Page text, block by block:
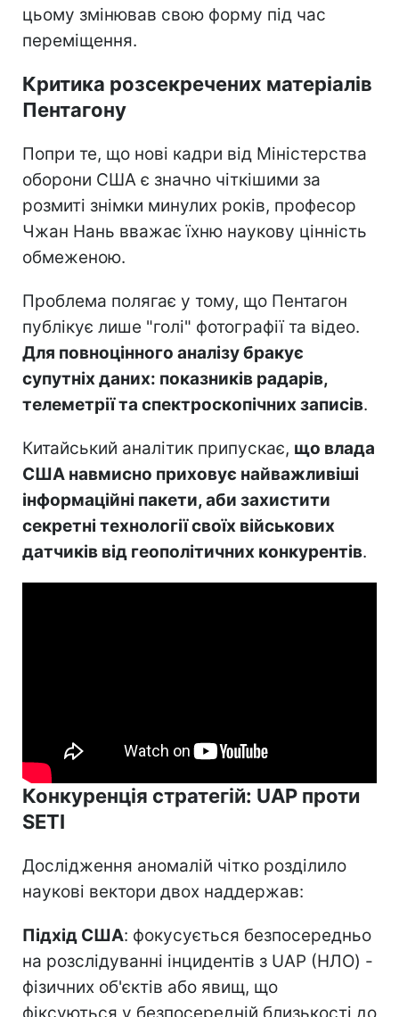
цьому змінював свою форму під час
переміщення.
Критика розсекречених матеріалів
Пентагону
Попри те, що нові кадри від Міністерства
оборони США є значно чіткішими за
розмиті знімки минулих років, професор
Чжан Нань вважає їхню наукову цінність
обмеженою.
Проблема полягає у тому, що Пентагон
публікує лише "голі" фотографії та відео.
Для повноцінного аналізу бракує
супутніх даних: показників радарів,
телеметрії та спектроскопічних записів.
Китайський аналітик припускає, що влада
США навмисно приховує найважливіші
інформаційні пакети, аби захистити
секретні технології своїх військових
датчиків від геополітичних конкурентів.
Конкуренція стратегій: UAP проти
SETI
Дослідження аномалій чітко розділило
наукові вектори двох наддержав:
Підхід США: фокусується безпосередньо
на розслідуванні інцидентів з UAP (НЛО) -
фізичних об'єктів або явищ, що
фіксуються у безпосередній близькості до